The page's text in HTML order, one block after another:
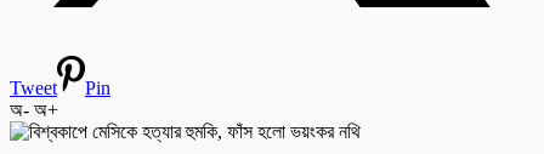
Tweet
Pin
অ- অ+